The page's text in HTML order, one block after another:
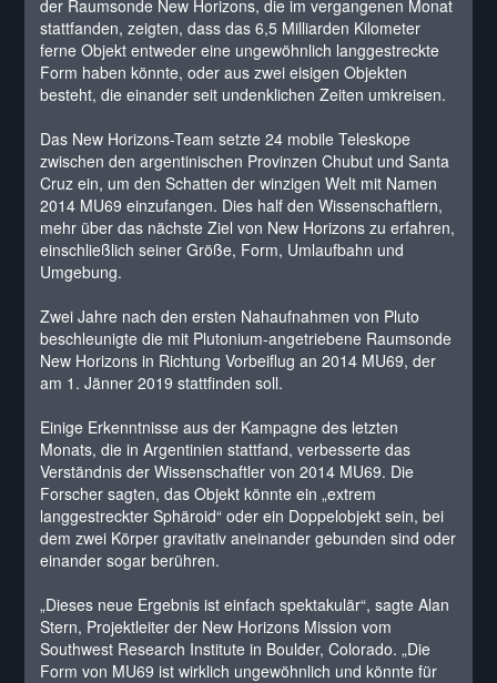
der Raumsonde New Horizons, die im vergangenen Monat
stattfanden, zeigten, dass das 6,5 Milliarden Kilometer
ferne Objekt entweder eine ungewöhnlich langgestreckte
Form haben könnte, oder aus zwei eisigen Objekten
besteht, die einander seit undenklichen Zeiten umkreisen.
Das New Horizons-Team setzte 24 mobile Teleskope
zwischen den argentinischen Provinzen Chubut und Santa
Cruz ein, um den Schatten der winzigen Welt mit Namen
2014 MU69 einzufangen. Dies half den Wissenschaftlern,
mehr über das nächste Ziel von New Horizons zu erfahren,
einschließlich seiner Größe, Form, Umlaufbahn und
Umgebung.
Zwei Jahre nach den ersten Nahaufnahmen von Pluto
beschleunigte die mit Plutonium-angetriebene Raumsonde
New Horizons in Richtung Vorbeiflug an 2014 MU69, der
am 1. Jänner 2019 stattfinden soll.
Einige Erkenntnisse aus der Kampagne des letzten
Monats, die in Argentinien stattfand, verbesserte das
Verständnis der Wissenschaftler von 2014 MU69. Die
Forscher sagten, das Objekt könnte ein „extrem
langgestreckter Sphäroid“ oder ein Doppelobjekt sein, bei
dem zwei Körper gravitativ aneinander gebunden sind oder
einander sogar berühren.
„Dieses neue Ergebnis ist einfach spektakulär“, sagte Alan
Stern, Projektleiter der New Horizons Mission vom
Southwest Research Institute in Boulder, Colorado. „Die
Form von MU69 ist wirklich ungewöhnlich und könnte für